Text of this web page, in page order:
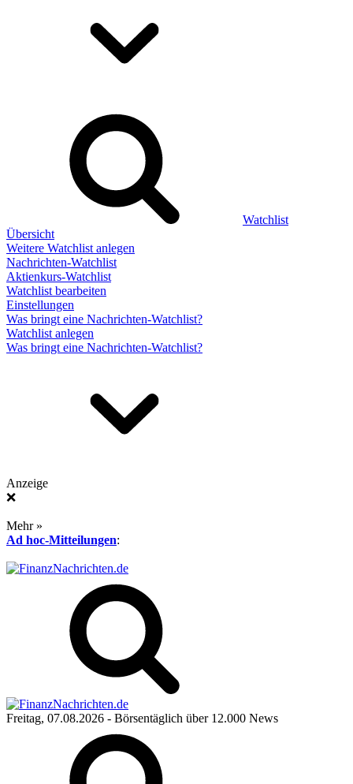
Watchlist
Übersicht
Weitere Watchlist anlegen
Nachrichten-Watchlist
Aktienkurs-Watchlist
Watchlist bearbeiten
Einstellungen
Was bringt eine Nachrichten-Watchlist?
Watchlist anlegen
Was bringt eine Nachrichten-Watchlist?
Anzeige
❌
Mehr »
Ad hoc-Mitteilungen:
Freitag, 07.08.2026 - Börsentäglich über 12.000 News